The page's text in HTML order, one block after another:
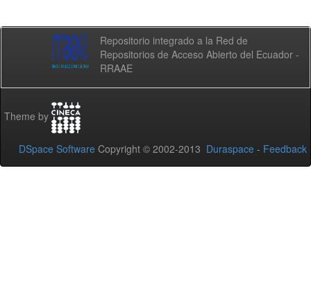
Repositorio integrado a la Red de
Repositorios de Acceso Abierto del Ecuador -
RRAAE
Theme by
DSpace Software Copyright © 2002-2013 Duraspace - Feedback